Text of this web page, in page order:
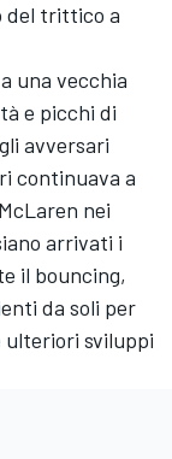
del trittico a
una vecchia
e picchi di
avversari
continuava a
nei
arrivati i
il bouncing,
da soli per
ulteriori sviluppi